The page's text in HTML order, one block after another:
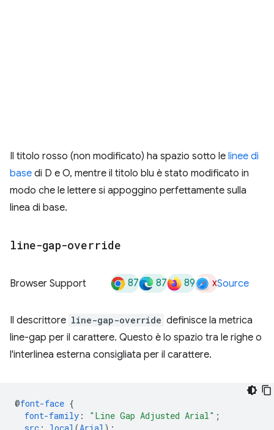
Il titolo rosso (non modificato) ha spazio sotto le linee di
base di D e O, mentre il titolo blu è stato modificato in
modo che le lettere si appoggino perfettamente sulla
linea di base.
line-gap-override
Browser Support 87 87 89 xSource
Il descrittore line-gap-override definisce la metrica
line-gap per il carattere. Questo è lo spazio tra le righe o
l'interlinea esterna consigliata per il carattere.
@font-face {
font-family : "Line Gap Adjusted Arial" ;
src : local (Arial );